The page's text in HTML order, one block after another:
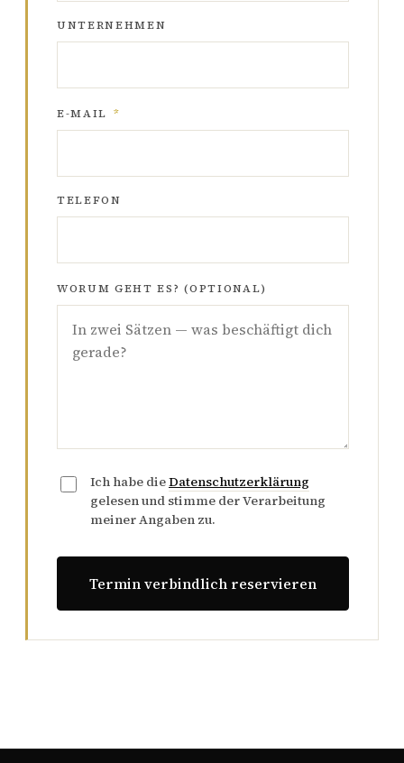
UNTERNEHMEN
E-MAIL *
TELEFON
WORUM GEHT ES? (OPTIONAL)
Ich habe dieDatenschutzerklärung
gelesen und stimme der Verarbeitung
meiner Angaben zu.
Termin verbindlich reservieren